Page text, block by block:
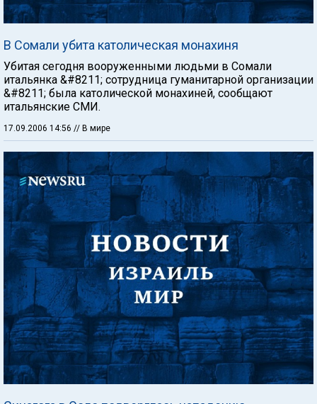
В Сомали убита католическая монахиня
Убитая сегодня вооруженными людьми в Сомали
итальянка &#8211; сотрудница гуманитарной организации
&#8211; была католической монахиней, сообщают
итальянские СМИ.
17.09.2006 14:56 // В мире